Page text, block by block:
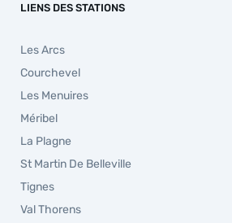
LIENS DES STATIONS
Les Arcs
Courchevel
Les Menuires
Méribel
La Plagne
St Martin De Belleville
Tignes
Val Thorens